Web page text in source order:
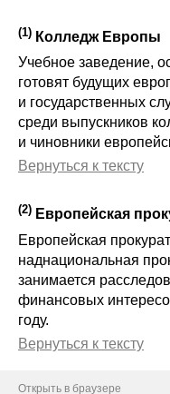
(1) Колледж Европы
Учебное заведение,
готовят будущих
и государственных
среди выпускников
и чиновники
Вернуться к тексту
(2) Европейская
Европейская
наднациональная
занимается
финансовых
году.
Вернуться к тексту
Открыть в браузере